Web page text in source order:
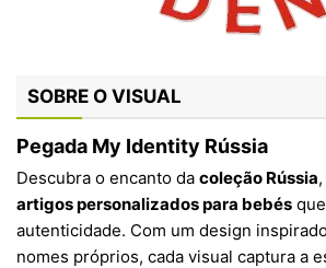
SOBRE O VISUAL
Pegada My Identity Rússia
Descubra o encanto da coleção Rússia
artigos personalizados para bebés
autenticidade. Com um design
nomes próprios, cada visual captura a